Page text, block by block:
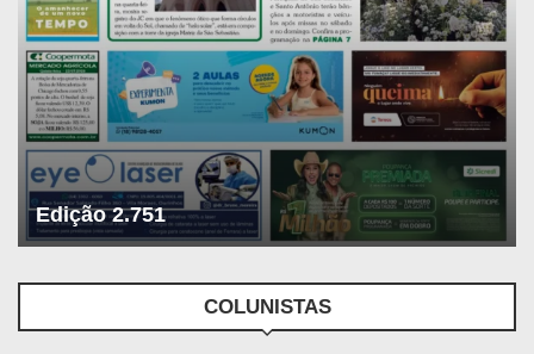
Edição 2.751
COLUNISTAS